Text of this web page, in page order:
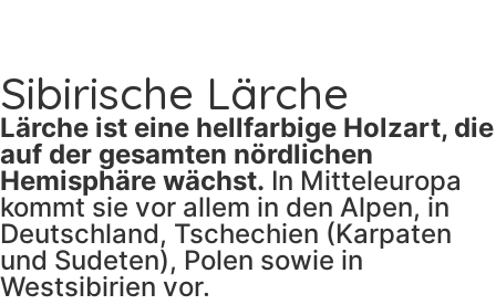
Sibirische Lärche
Lärche ist eine hellfarbige Holzart, die
auf der gesamten nördlichen
Hemisphäre wächst. In Mitteleuropa
kommt sie vor allem in den Alpen, in
Deutschland, Tschechien (Karpaten
und Sudeten), Polen sowie in
Westsibirien vor.